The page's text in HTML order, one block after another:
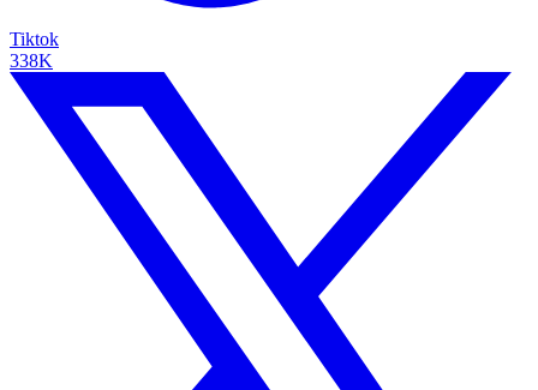
Tiktok
338K